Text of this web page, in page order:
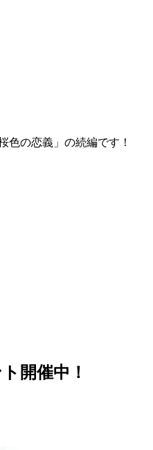
色の恋義」の続編です！
開催中！